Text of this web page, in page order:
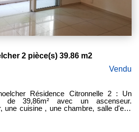
2 pièce(s) 39.86 m2
Vendu
Résidence Citronnelle 2 : Un
avec un ascenseur.
une cuisine , une chambre, salle d'eau